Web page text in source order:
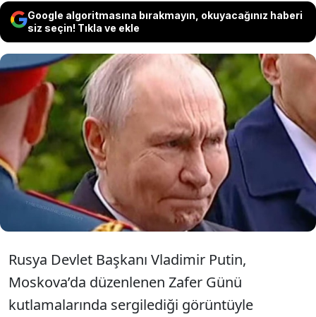
Google algoritmasına bırakmayın, okuyacağınız haberi
siz seçin! Tıkla ve ekle
Moskova’daki Zafer Günü törenlerinde
Vladimir Putin’in fiziksel görünümü
dikkat çekerken, sağlık durumuna ilişkin
iddialar yeniden alevlendi.
Rusya Devlet Başkanı Vladimir Putin,
Moskova’da düzenlenen Zafer Günü
kutlamalarında sergilediği görüntüyle